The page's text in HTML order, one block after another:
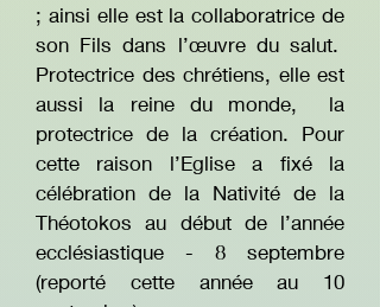
; ainsi elle est la collaboratrice de
son Fils dans l’œuvre du salut.
Protectrice des chrétiens, elle est
aussi la reine du monde, la
protectrice de la création. Pour
cette raison l’Eglise a fixé la
célébration de la Nativité de la
Théotokos au début de l’année
ecclésiastique - 8 septembre
(reporté cette année au 10